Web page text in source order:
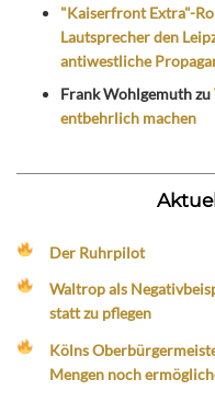
"Kaiserfront Extra"-
Lautsprecher den
antiwestliche
Frank Wohlgemuthzu
entbehrlich machen
Der Ruhrpilot
Waltrop als
statt zu pflegen
Kölns
Mengen noch